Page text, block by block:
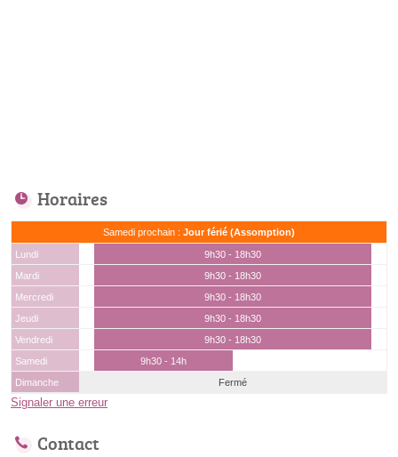
Horaires
Samedi prochain : Jour férié (Assomption)
Lundi
9h30 - 18h30
Mardi
9h30 - 18h30
Mercredi
9h30 - 18h30
Jeudi
9h30 - 18h30
Vendredi
9h30 - 18h30
Samedi
9h30 - 14h
Dimanche
Fermé
Signaler une erreur
Contact